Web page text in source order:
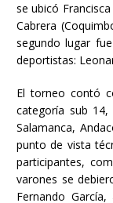
se ubicó
Cabrera
segundo lugar
deportistas:
El torneo contó
categoría sub
Salamanca,
punto de vista
participantes,
varones se
Fernando